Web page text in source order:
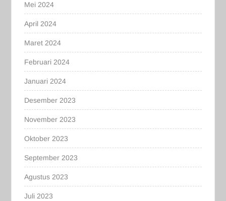
Mei 2024
April 2024
Maret 2024
Februari 2024
Januari 2024
Desember 2023
November 2023
Oktober 2023
September 2023
Agustus 2023
Juli 2023